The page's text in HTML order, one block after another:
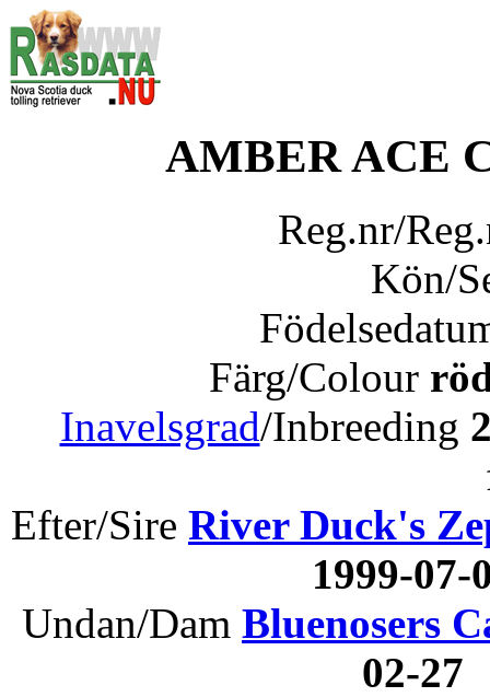
AMBER ACE
Reg.nr/
Kön/
Färg/Colour
Inavelsgrad/Inbreeding
Efter/Sire River Duck's
1999-
Undan/Dam Bluenosers
02-